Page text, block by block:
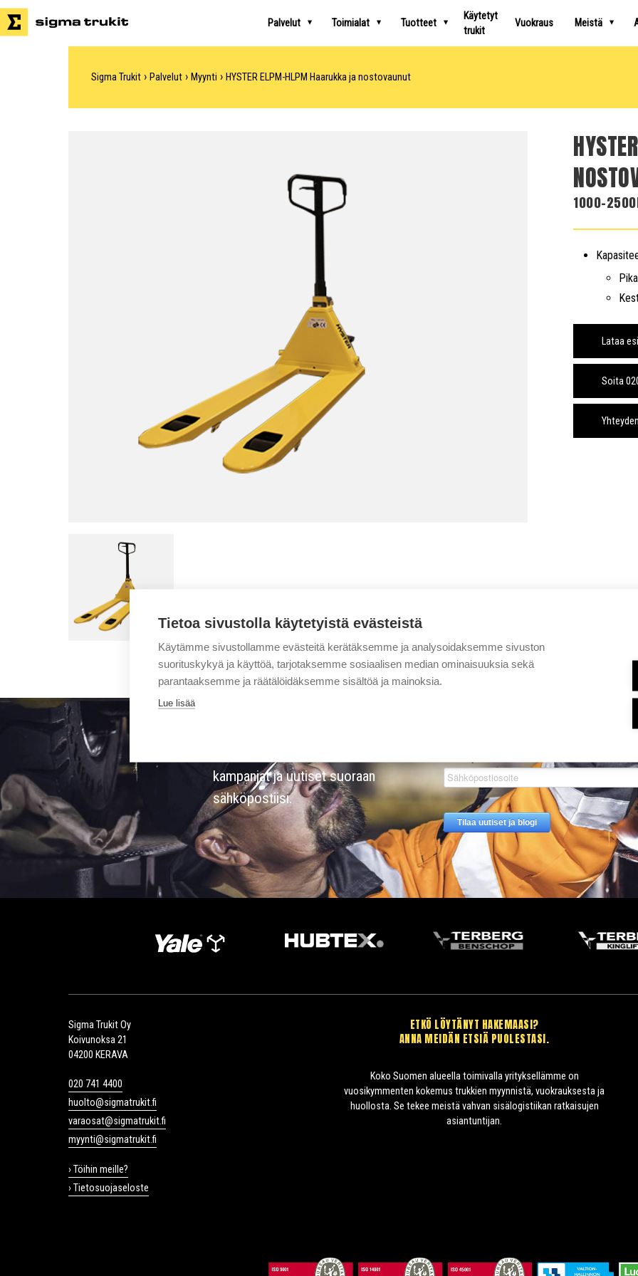
Palvelut Toimialat Tuotteet
Käytetyt
trukit
Vuokraus Meistä
Sigma Trukit › Palvelut › Myynti › HYSTER ELPM-HLPM Haarukka ja nostovaunut
1000-
Lataa
Soita
kampanjat ja uutiset suoraan
sähköpostiisi.
Sigma Trukit Oy
Koivunoksa 21
04200 KERAVA
020 741 4400
huolto@sigmatrukit.fi
varaosat@sigmatrukit.fi
myynti@sigmatrukit.fi
› Töihin meille?
› Tietosuojaseloste
ETKÖ LÖYTÄNYT HAKEMAASI?
ANNA MEIDÄN ETSIÄ PUOLESTASI.
Koko Suomen alueella toimivalla yrityksellämme on
vuosikymmenten kokemus trukkien myynnistä, vuokrauksesta ja
huollosta. Se tekee meistä vahvan sisälogistiikan ratkaisujen
asiantuntijan.
Tietoa sivustolla käytetyistä evästeistä
Käytämme sivustollamme evästeitä kerätäksemme ja analysoidaksemme sivuston
suorituskykyä ja käyttöä, tarjotaksemme sosiaalisen median ominaisuuksia sekä
parantaaksemme ja räätälöidäksemme sisältöä ja mainoksia.
Lue lisää